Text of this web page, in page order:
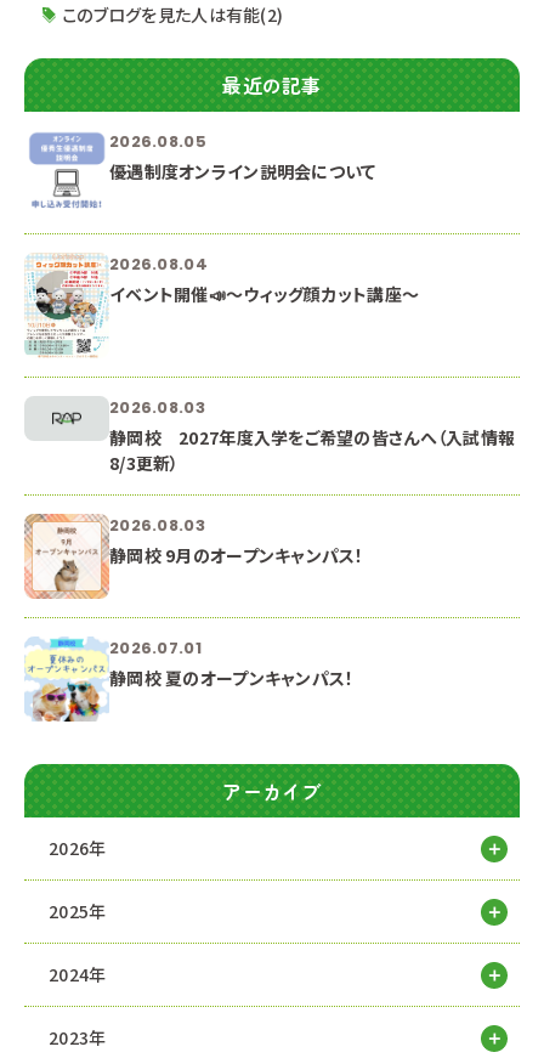
このブログを見た人は有能(2)
最近の記事
2026.08.05
優遇制度オンライン説明会について
2026.08.04
イベント開催📣～ウィッグ顔カット講座～
2026.08.03
静岡校 2027年度入学をご希望の皆さんへ（入試情報
8/3更新）
2026.08.03
静岡校 9月のオープンキャンパス！
2026.07.01
静岡校 夏のオープンキャンパス！
アーカイブ
2026年
2025年
2024年
2023年